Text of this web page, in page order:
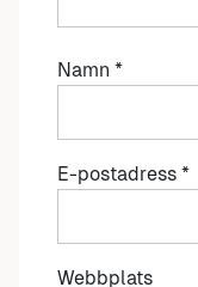
Namn *
E-postadress *
Webbplats